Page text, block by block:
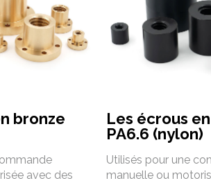
bronze
avec des
Les écrous
PA6.6 (nylon)
Utilisés pour une
manuelle ou